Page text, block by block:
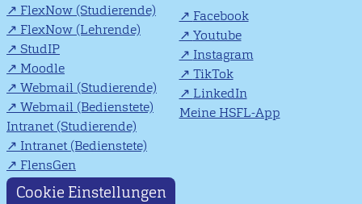
FlexNow (Studierende)
FlexNow (Lehrende)
StudIP
Moodle
Webmail (Studierende)
Webmail (Bedienstete)
Intranet (Studierende)
Intranet (Bedienstete)
FlensGen
Facebook
Youtube
Instagram
TikTok
LinkedIn
Meine HSFL-App
Cookie Einstellungen